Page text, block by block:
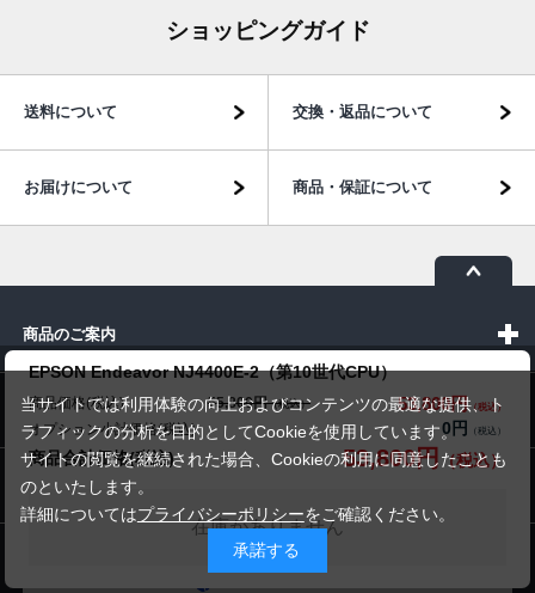
EPSON Endeavor NJ4400E-2（第10世代CPU）
商品価格(税込) 53,800円
55,800円
オプション小計価格(税込)
0円
商品合計価格(税込)
53,800円
在庫がありません
ショッピングガイド
送料について 交換・返品について
お届けについて 商品・保証について
商品のご案内
パソコン市場について
パソコン販売以外のサービス
お問い合わせ
当サイトでは利用体験の向上およびコンテンツの最適な提供、ト
ラフィックの分析を目的としてCookieを使用しています。
サイトの閲覧を継続された場合、Cookieの利用に同意したことも
のといたします。
詳細についてはプライバシーポリシーをご確認ください。
承諾する